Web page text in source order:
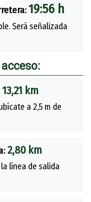
19:56 h
Será señalizada
13,21 km
a 2,5 m de
2,80 km
línea de salida